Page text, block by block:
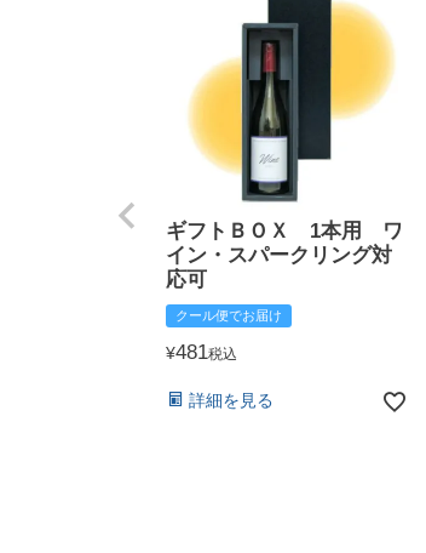
ギフトＢＯＸ 1本用 ワ
イン・スパークリング対
応可
クール便でお届け
¥481税込
詳細を見る